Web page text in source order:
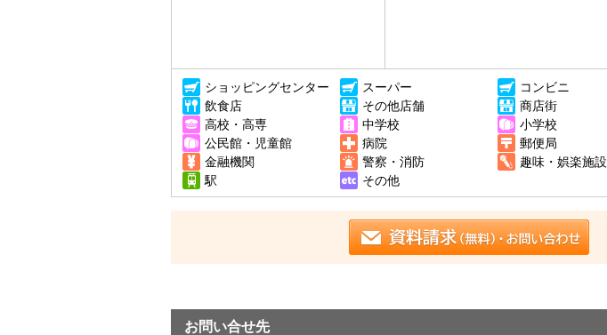
ショッピングセンター スーパー コンビニ
飲食店
その他店舗 商店街
高校・高専
中学校 小学校
公民館・児童館
病院 郵便局
金融機関
警察・消防 趣味・娯楽施設
駅
その他
お問い合せ先